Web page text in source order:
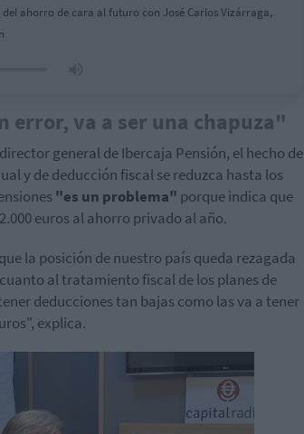
del ahorro de cara al futuro con José Carlos Vizárraga,
error, va a ser una chapuza"
general de Ibercaja Pensión, el hecho de
y de deducción fiscal se reduzca hasta los
"es un problema" porque indica que
euros al ahorro privado al año.
la posición de nuestro país queda rezagada
al tratamiento fiscal de los planes de
deducciones tan bajas como las va a tener
explica.